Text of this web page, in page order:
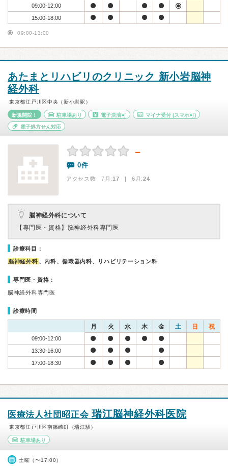
09:00-12:00
15:00-18:00
09:00-13:00
あたまとリハビリのクリニック 新小岩脳神
経外科
東京都江戸川区中央（新小岩駅）
新規開院！ 駐車場あり 電子決済可 マイナ受付 (スマホ可)
電子処方せん対応
－
0件
アクセス数 7月:17 | 6月:24
脳神経外科について
【専門医・資格】 脳神経外科専門医
診療科目：
脳神経外科 、内科、循環器内科、リハビリテーション科
専門医・資格：
脳神経外科専門医
診療時間
月 火 水 木 金 土 日 祝
09:00-12:00
13:30-16:00
17:00-18:30
医療法人社団昭正会瑞江脳神経外科医院
東京都江戸川区南篠崎町（瑞江駅）
駐車場あり
土曜（〜17:00）